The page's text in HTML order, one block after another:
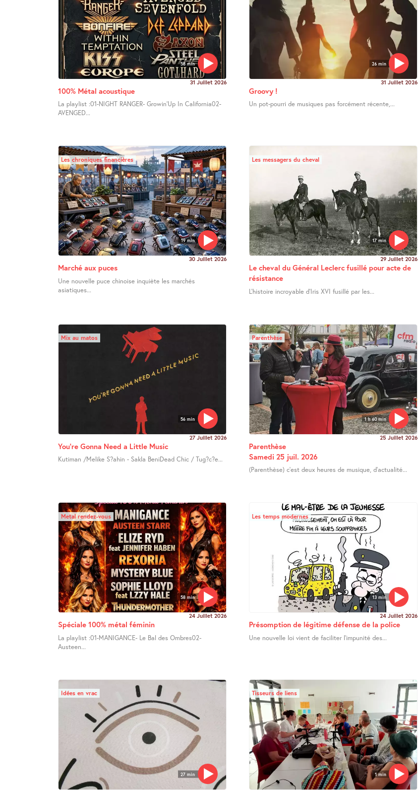
58 min
31 Juillet 2026
100% Métal acoustique
La playlist :01-NIGHT RANGER- Growin’Up In California02-
AVENGED...
26 min
31 Juillet 2026
Groovy !
Un pot-pourri de musiques pas forcément récente,...
19 min
Les chroniques financières
30 Juillet 2026
Marché aux puces
Une nouvelle puce chinoise inquiète les marchés
asiatiques...
17 min
Les messagers du cheval
29 Juillet 2026
Le cheval du Général Leclerc fusillé pour acte de
résistance
L’histoire incroyable d’Iris XVI fusillé par les...
56 min
Mix au matos
27 Juillet 2026
You’re Gonna Need a Little Music
Kutiman /Melike S?ahin - Sakla BeniDead Chic / Tug?c?e...
1 h 60 min
Parenthèse
25 Juillet 2026
Parenthèse
Samedi 25 juil. 2026
(Parenthèse) c’est deux heures de musique, d’actualité...
58 min
Metal rendez-vous
24 Juillet 2026
Spéciale 100% métal féminin
La playlist :01-MANIGANCE- Le Bal des Ombres02-
Austeen...
13 min
Les temps modernes
24 Juillet 2026
Présomption de légitime défense de la police
Une nouvelle loi vient de faciliter l’impunité des...
27 min
Idées en vrac
1 min
Tisseurs de liens